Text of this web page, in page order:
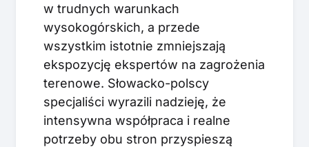
w trudnych warunkach
wysokogórskich, a przede
wszystkim istotnie zmniejszają
ekspozycję ekspertów na zagrożenia
terenowe. Słowacko-polscy
specjaliści wyrazili nadzieję, że
intensywna współpraca i realne
potrzeby obu stron przyspieszą